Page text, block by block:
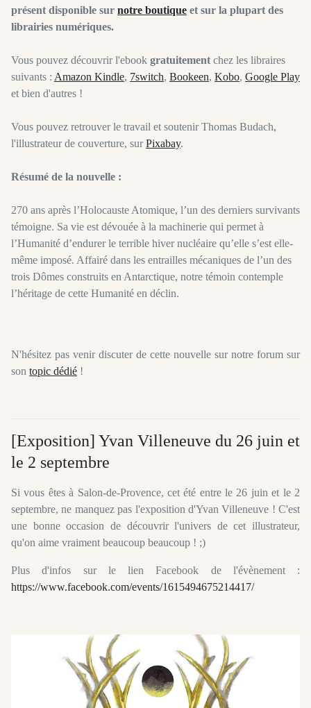
présent disponible sur notre boutique et sur la plupart des
librairies numériques.
Vous pouvez découvrir l'ebook gratuitement chez les libraires
suivants : Amazon Kindle, 7switch, Bookeen, Kobo, Google Play
et bien d'autres !
Vous pouvez retrouver le travail et soutenir Thomas Budach,
l'illustrateur de couverture, surPixabay.
Résumé de la nouvelle :
270 ans après l’Holocauste Atomique, l’un des derniers survivants
témoigne. Sa vie est dévouée à la machinerie qui permet à
l’Humanité d’endurer le terrible hiver nucléaire qu’elle s’est elle-
même imposé. Affairé dans les entrailles mécaniques de l’un des
trois Dômes construits en Antarctique, notre témoin contemple
l’héritage de cette Humanité en déclin.
N'hésitez pas venir discuter de cette nouvelle sur notre forum sur
son topic dédié !
[Exposition] Yvan Villeneuve du 26 juin et
le 2 septembre
Si vous êtes à Salon-de-Provence, cet été entre le 26 juin et le 2
septembre, ne manquez pas l'exposition d'Yvan Villeneuve ! C'est
une bonne occasion de découvrir l'univers de cet illustrateur,
qu'on aime vraiment beaucoup beaucoup ! ;)
Plus d'infos sur le lien Facebook de l'évènement :
https://www.facebook.com/events/1615494675214417/